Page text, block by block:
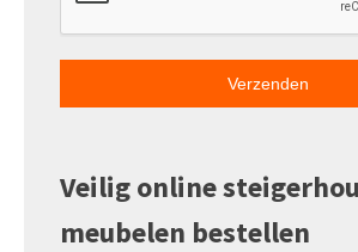
Veilig online
meubelen bestellen